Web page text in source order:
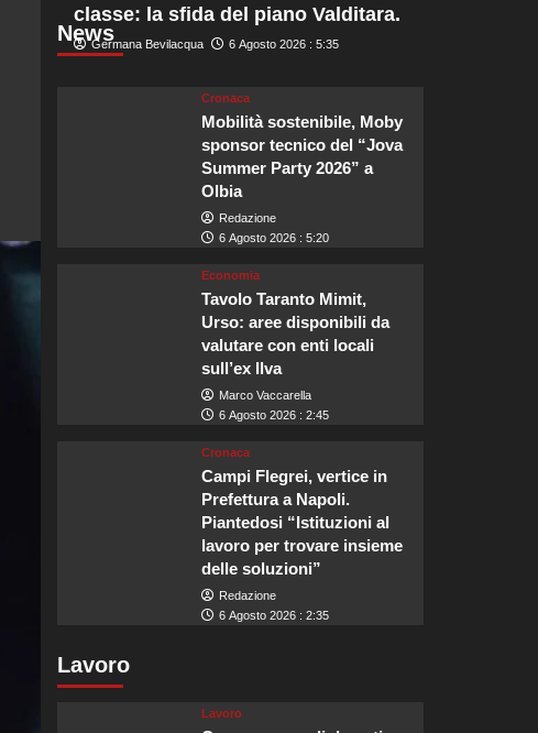
News
classe: la sfida del piano Valditara.
Germana Bevilacqua 6 Agosto 2026 : 5:35
Cronaca
Mobilità sostenibile, Moby
sponsor tecnico del “Jova
Summer Party 2026” a
Olbia
Redazione
6 Agosto 2026 : 5:20
Economia
Tavolo Taranto Mimit,
Urso: aree disponibili da
valutare con enti locali
sull’ex Ilva
Marco Vaccarella
6 Agosto 2026 : 2:45
Cronaca
Campi Flegrei, vertice in
Prefettura a Napoli.
Piantedosi “Istituzioni al
lavoro per trovare insieme
delle soluzioni”
Redazione
6 Agosto 2026 : 2:35
Lavoro
Lavoro